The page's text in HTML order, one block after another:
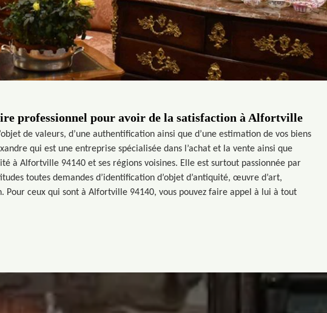
professionnel pour avoir de la satisfaction à Alfortville
de valeurs, d’une authentification ainsi que d’une estimation de vos biens
qui est une entreprise spécialisée dans l’achat et la vente ainsi que
à Alfortville 94140 et ses régions voisines. Elle est surtout passionnée par
toutes demandes d’identification d’objet d’antiquité, œuvre d’art,
ceux qui sont à Alfortville 94140, vous pouvez faire appel à lui à tout